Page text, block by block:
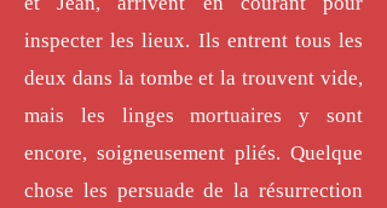
inspecter les lieux. Ils entrent tous les
deux dans la tombe et la trouvent vide,
mais les linges mortuaires y sont
encore, soigneusement pliés. Quelque
chose les persuade de la résurrection